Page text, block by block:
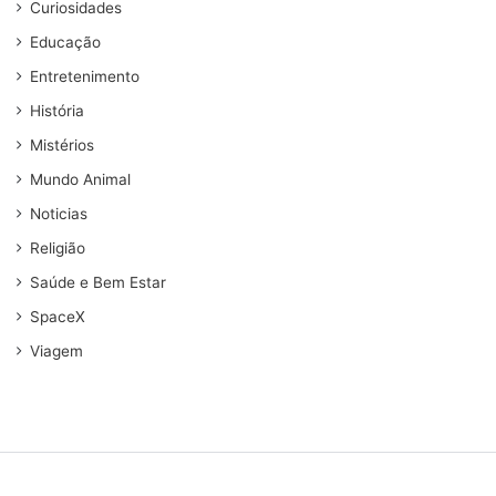
Curiosidades
Educação
Entretenimento
História
Mistérios
Mundo Animal
Noticias
Religião
Saúde e Bem Estar
SpaceX
Viagem